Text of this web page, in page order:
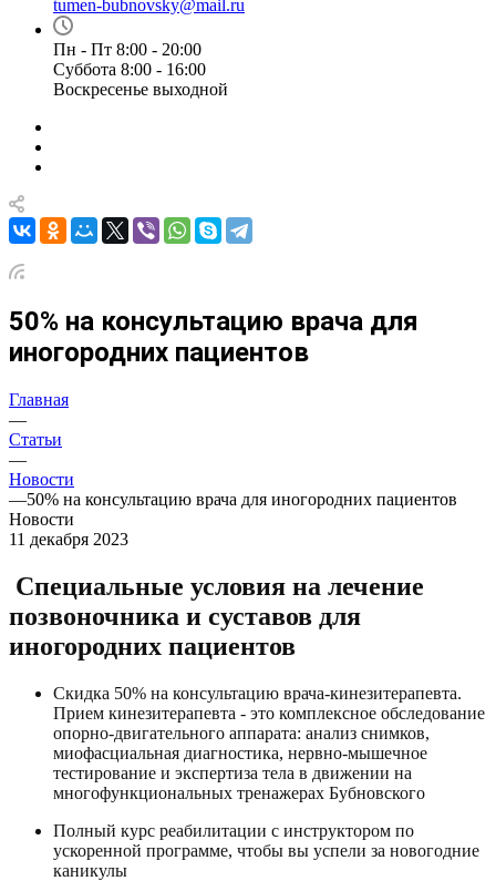
tumen-bubnovsky@mail.ru
Пн - Пт 8:00 - 20:00
Суббота 8:00 - 16:00
Воскресенье выходной
50% на консультацию врача для
иногородних пациентов
Главная
—
Статьи
—
Новости
—50% на консультацию врача для иногородних пациентов
Новости
11 декабря 2023
Специальные условия на лечение
позвоночника и суставов для
иногородних пациентов
Скидка 50% на консультацию врача-кинезитерапевта.
Прием кинезитерапевта - это комплексное обследование
опорно-двигательного аппарата: анализ снимков,
миофасциальная диагностика, нервно-мышечное
тестирование и экспертиза тела в движении на
многофункциональных тренажерах Бубновского
Полный курс реабилитации с инструктором по
ускоренной программе, чтобы вы успели за новогодние
каникулы